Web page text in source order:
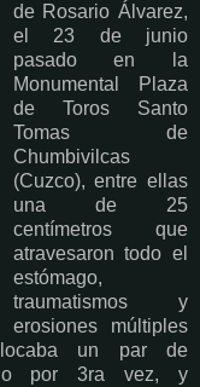
de Rosario Álvarez,
el 23 de junio
pasado en la
Monumental Plaza
de Toros Santo
Tomas de
Chumbivilcas
(Cuzco), entre ellas
una de 25
centímetros que
atravesaron todo el
estómago,
traumatismos y
erosiones múltiples
un par de
por 3ra vez, y